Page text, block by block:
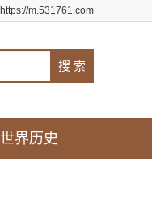
https://m.531761.com
世界历史